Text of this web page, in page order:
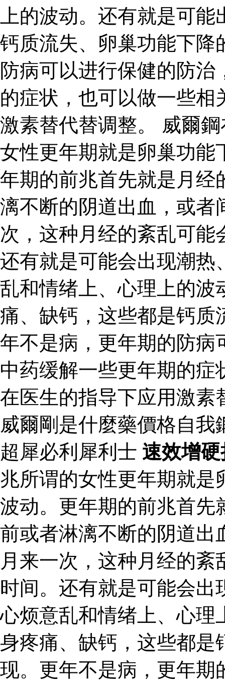
上的波动。还有就是可
钙质流失、卵巢功能下降
防病可以进行保健的防
的症状，也可以做一些
激素替代替调整。 威爾
女性更年期就是卵巢功能
年期的前兆首先就是月经
漓不断的阴道出血，或者
次，这种月经的紊乱可
还有就是可能会出现潮热
乱和情绪上、心理上的波
痛、缺钙，这些都是钙质
年不是病，更年期的防病
中药缓解一些更年期的
在医生的指导下应用激素
威爾剛是什麼藥價格自
超犀必利犀利士 速效增
兆所谓的女性更年期就是
波动。更年期的前兆首先
前或者淋漓不断的阴道出
月来一次，这种月经的
时间。还有就是可能会
心烦意乱和情绪上、心理
身疼痛、缺钙，这些都是
现。更年不是病，更年期